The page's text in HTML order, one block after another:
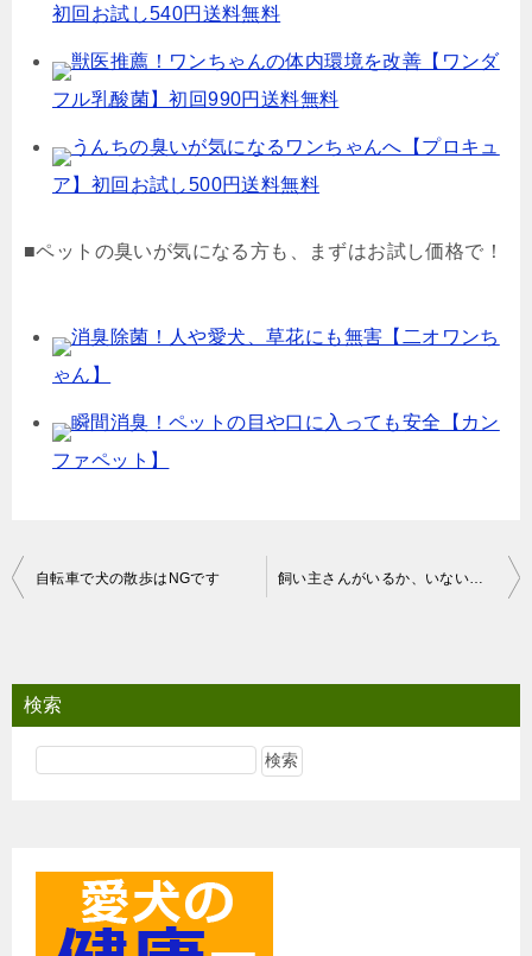
初回お試し540円送料無料
獣医推薦！ワンちゃんの体内環境を改善【ワンダ
フル乳酸菌】初回990円送料無料
うんちの臭いが気になるワンちゃんへ【プロキュ
ア】初回お試し500円送料無料
■ペットの臭いが気になる方も、まずはお試し価格で！
消臭除菌！人や愛犬、草花にも無害【二オワンち
ゃん】
瞬間消臭！ペットの目や口に入っても安全【カン
ファペット】
投
ビ
ゲ
自転車で犬の散歩はNGです 飼い主さんがいるか、いないかで態度を変える犬
検索